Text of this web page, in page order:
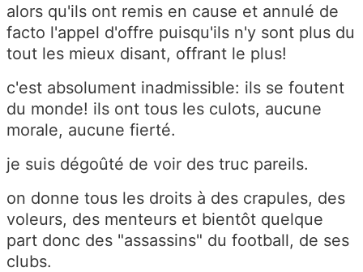
alors qu'ils ont remis en cause et annulé de
facto l'appel d'offre puisqu'ils n'y sont plus du
tout les mieux disant, offrant le plus!
c'est absolument inadmissible: ils se foutent
du monde! ils ont tous les culots, aucune
morale, aucune fierté.
je suis dégoûté de voir des truc pareils.
on donne tous les droits à des crapules, des
voleurs, des menteurs et bientôt quelque
part donc des "assassins" du football, de ses
clubs.